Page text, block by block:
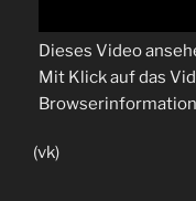
Dieses Video
Mit Klick auf das
(vk)